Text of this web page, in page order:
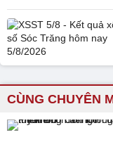
CÙNG CHUYÊN